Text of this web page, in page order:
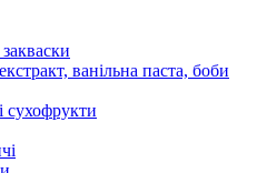
ванільна паста, боби
сухофрукти